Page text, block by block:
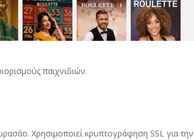
παιχνιδιών.
Χρησιμοποιεί κρυπτογράφηση SSL για την